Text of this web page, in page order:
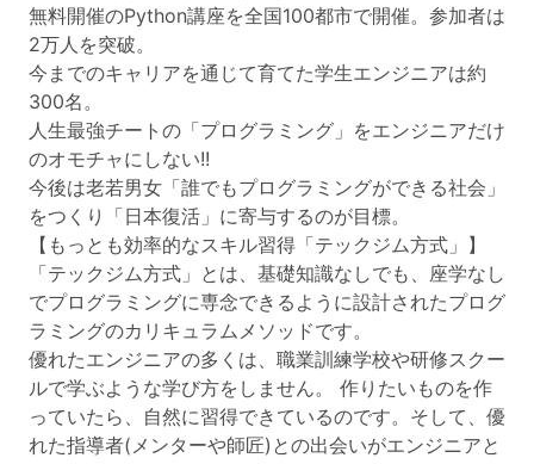
無料開催のPython講座を全国100都市で開催。参加者は
2万人を突破。
今までのキャリアを通じて育てた学生エンジニアは約
300名。
人生最強チートの「プログラミング」をエンジニアだけ
のオモチャにしない!!
今後は老若男女「誰でもプログラミングができる社会」
をつくり「日本復活」に寄与するのが目標。
【もっとも効率的なスキル習得「テックジム方式」】
「テックジム方式」とは、基礎知識なしでも、座学なし
でプログラミングに専念できるように設計されたプログ
ラミングのカリキュラムメソッドです。
優れたエンジニアの多くは、職業訓練学校や研修スクー
ルで学ぶような学び方をしません。 作りたいものを作
っていたら、自然に習得できているのです。そして、優
れた指導者(メンターや師匠)との出会いがエンジニアと